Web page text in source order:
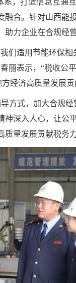
，打造信息互通
合。针对山西能
力企业在合规经
们适用节能环保
丽表示，“税收公
经济高质量发展
方式，加大合规
深入人心，让公
量发展贡献税务力